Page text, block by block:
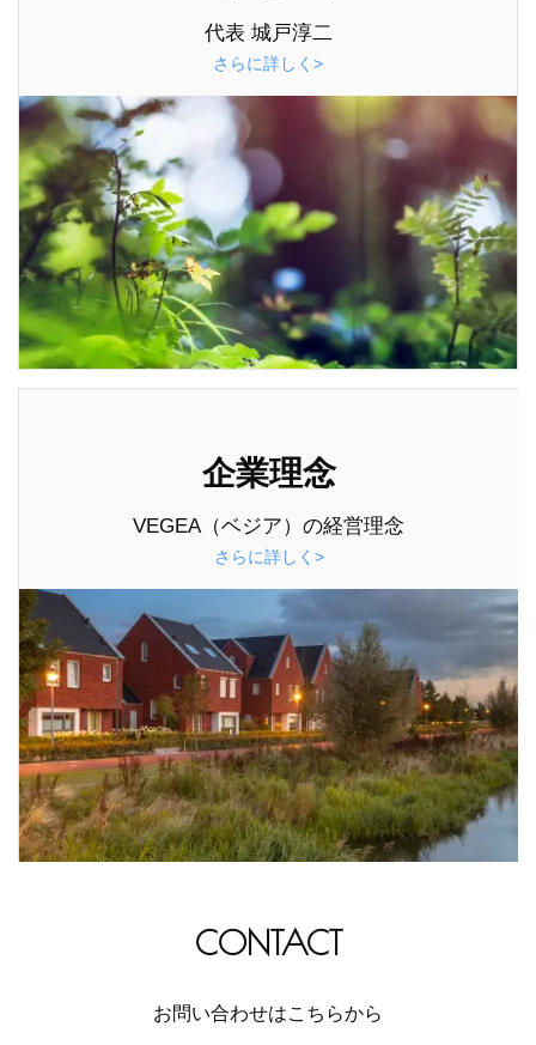
代表 城戸淳二
さらに詳しく>
企業理念
VEGEA（ベジア）の経営理念
さらに詳しく>
CONTACT
お問い合わせはこちらから